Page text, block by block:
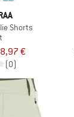
Shorts
€
(0)